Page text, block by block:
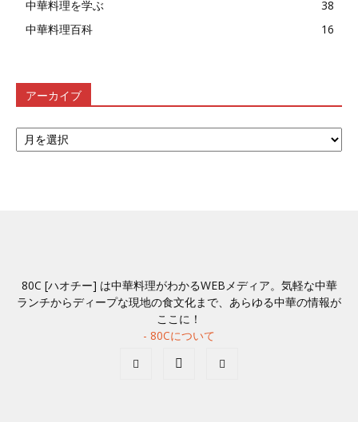
中華料理を学ぶ
38
中華料理百科
16
アーカイブ
ア
ー
80C [ハオチー] は中華料理がわかるWEBメディア。気軽な中華
ランチからディープな現地の食文化まで、あらゆる中華の情報が
ここに！
- 80Cについて